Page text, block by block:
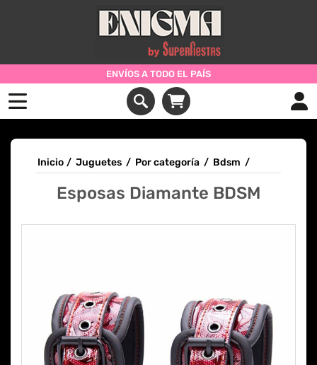
ENVÍOS A TODO EL PAÍS
Inicio / Juguetes / Por categoría / Bdsm /
Esposas Diamante BDSM